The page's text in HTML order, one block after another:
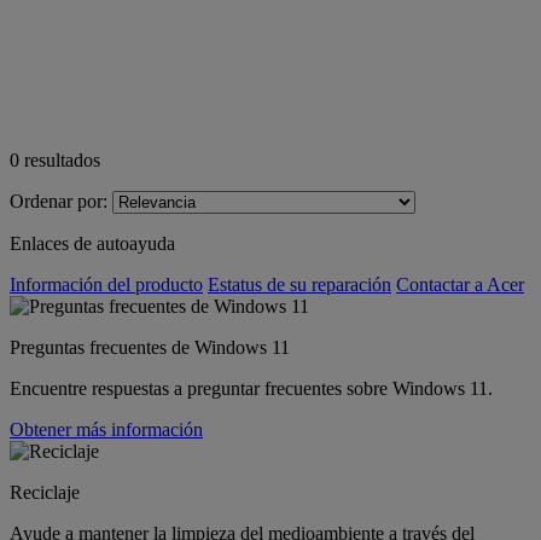
0 resultados
Ordenar por:
Enlaces de autoayuda
Información del producto Estatus de su reparación Contactar a Acer
Preguntas frecuentes de Windows 11
Encuentre respuestas a preguntar frecuentes sobre Windows 11.
Obtener más información
Reciclaje
Ayude a mantener la limpieza del medioambiente a través del